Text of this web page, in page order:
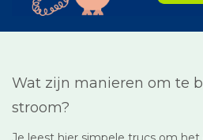
Wat zijn manieren om te
stroom?